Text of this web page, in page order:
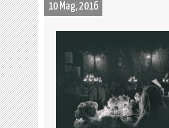
10 Mag, 2016